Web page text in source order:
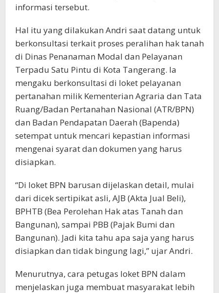
informasi tersebut.
Hal itu yang dilakukan Andri saat datang untuk
berkonsultasi terkait proses peralihan hak tanah
di Dinas Penanaman Modal dan Pelayanan
Terpadu Satu Pintu di Kota Tangerang. Ia
mengaku berkonsultasi di loket pelayanan
pertanahan milik Kementerian Agraria dan Tata
Ruang/Badan Pertanahan Nasional (ATR/BPN)
dan Badan Pendapatan Daerah (Bapenda)
setempat untuk mencari kepastian informasi
mengenai syarat dan dokumen yang harus
disiapkan.
“Di loket BPN barusan dijelaskan detail, mulai
dari dicek sertipikat asli, AJB (Akta Jual Beli),
BPHTB (Bea Perolehan Hak atas Tanah dan
Bangunan), sampai PBB (Pajak Bumi dan
Bangunan). Jadi kita tahu apa saja yang harus
disiapkan dan tidak bingung lagi,” ujar Andri.
Menurutnya, cara petugas loket BPN dalam
menjelaskan juga membuat masyarakat lebih